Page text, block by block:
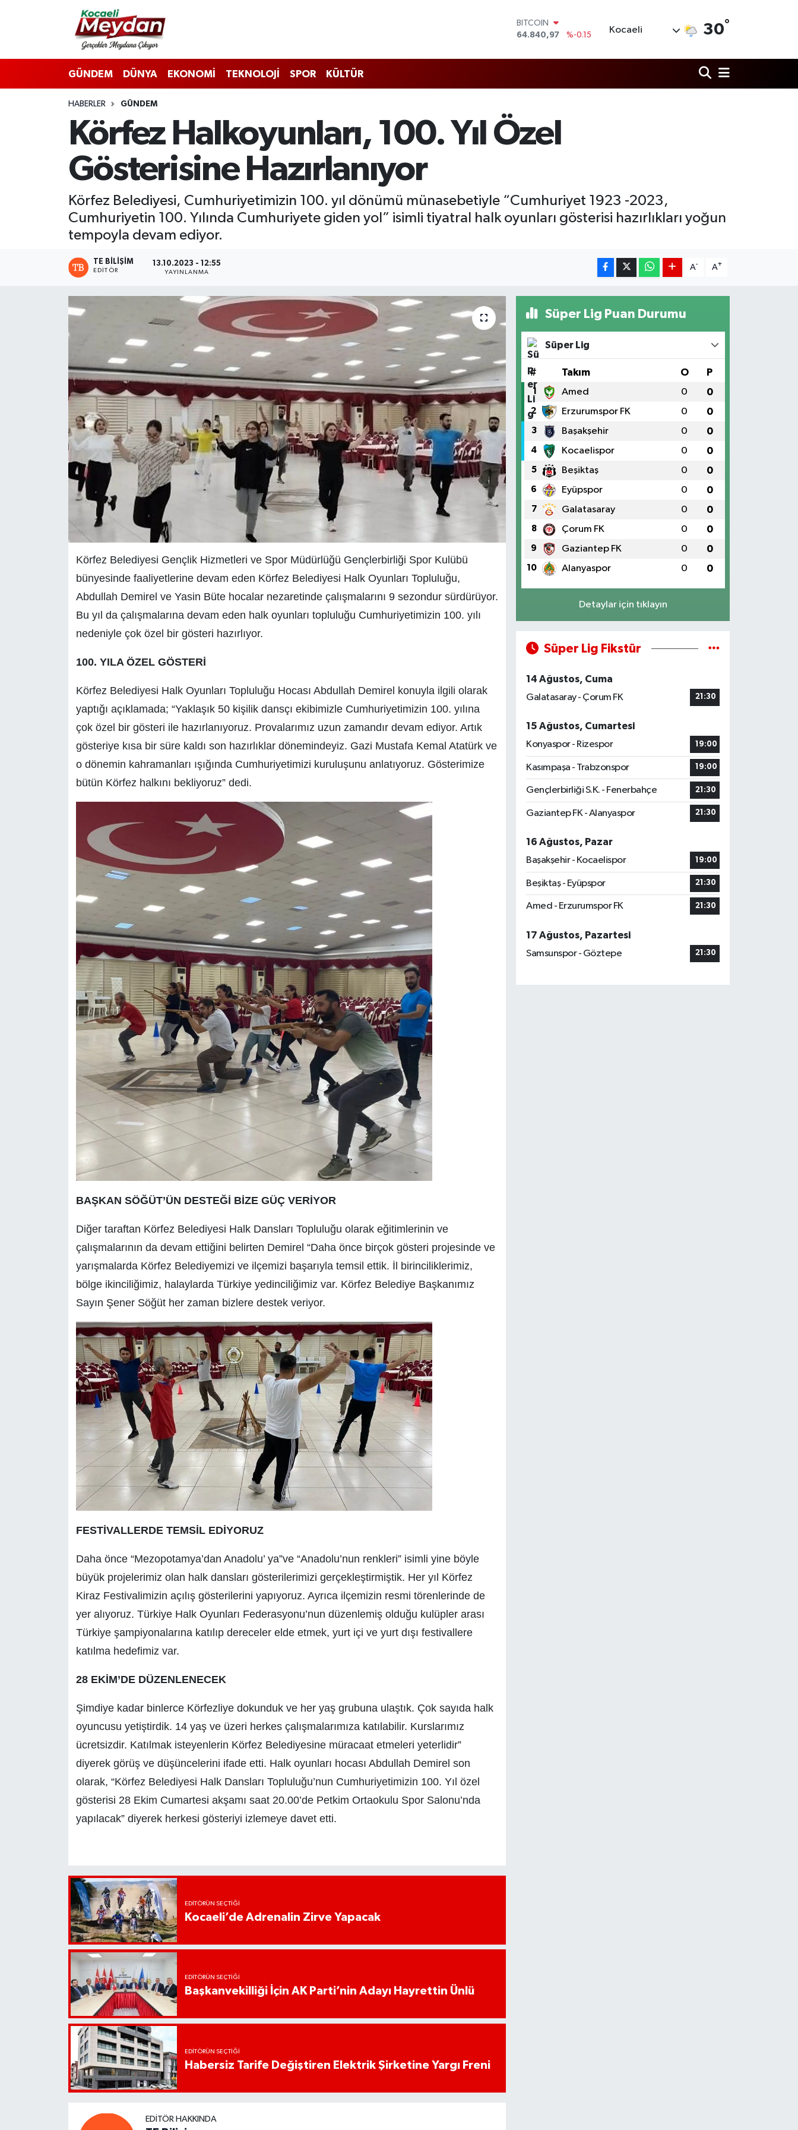
DOLAR
47,7436
%0.18
55,2510
%0.32
13.779
%-14
BITCOIN
Kocaeli 30°
GÜNDEM DÜNYA EKONOMİ TEKNOLOJİ SPOR KÜLTÜR
HABERLER GÜNDEM
​​​​​​​Körfez Halkoyunları, 100. Yıl Özel
Gösterisine Hazırlanıyor
Körfez Belediyesi, Cumhuriyetimizin 100. yıl dönümü münasebetiyle “Cumhuriyet 1923 -2023,
Cumhuriyetin 100. Yılında Cumhuriyete giden yol” isimli tiyatral halk oyunları gösterisi hazırlıkları yoğun
tempoyla devam ediyor.
TE BILIŞIM
EDITÖR
13.10.2023 - 12:55
YAYINLANMA
A- A+
Körfez Belediyesi Gençlik Hizmetleri ve Spor Müdürlüğü Gençlerbirliği Spor Kulübü
bünyesinde faaliyetlerine devam eden Körfez Belediyesi Halk Oyunları Topluluğu,
Abdullah Demirel ve Yasin Büte hocalar nezaretinde çalışmalarını 9 sezondur sürdürüyor.
Bu yıl da çalışmalarına devam eden halk oyunları topluluğu Cumhuriyetimizin 100. yılı
nedeniyle çok özel bir gösteri hazırlıyor.
100. YILA ÖZEL GÖSTERİ
Körfez Belediyesi Halk Oyunları Topluluğu Hocası Abdullah Demirel konuyla ilgili olarak
yaptığı açıklamada; “Yaklaşık 50 kişilik dansçı ekibimizle Cumhuriyetimizin 100. yılına
çok özel bir gösteri ile hazırlanıyoruz. Provalarımız uzun zamandır devam ediyor. Artık
gösteriye kısa bir süre kaldı son hazırlıklar dönemindeyiz. Gazi Mustafa Kemal Atatürk ve
o dönemin kahramanları ışığında Cumhuriyetimizi kuruluşunu anlatıyoruz. Gösterimize
bütün Körfez halkını bekliyoruz” dedi.
BAŞKAN SÖĞÜT’ÜN DESTEĞİ BİZE GÜÇ VERİYOR
Diğer taraftan Körfez Belediyesi Halk Dansları Topluluğu olarak eğitimlerinin ve
çalışmalarının da devam ettiğini belirten Demirel “Daha önce birçok gösteri projesinde ve
yarışmalarda Körfez Belediyemizi ve ilçemizi başarıyla temsil ettik. İl birinciliklerimiz,
bölge ikinciliğimiz, halaylarda Türkiye yedinciliğimiz var. Körfez Belediye Başkanımız
Sayın Şener Söğüt her zaman bizlere destek veriyor.
FESTİVALLERDE TEMSİL EDİYORUZ
Daha önce “Mezopotamya’dan Anadolu’ ya”ve “Anadolu’nun renkleri” isimli yine böyle
büyük projelerimiz olan halk dansları gösterilerimizi gerçekleştirmiştik. Her yıl Körfez
Kiraz Festivalimizin açılış gösterilerini yapıyoruz. Ayrıca ilçemizin resmi törenlerinde de
yer alıyoruz. Türkiye Halk Oyunları Federasyonu’nun düzenlemiş olduğu kulüpler arası
Türkiye şampiyonalarına katılıp dereceler elde etmek, yurt içi ve yurt dışı festivallere
katılma hedefimiz var.
28 EKİM’DE DÜZENLENECEK
Şimdiye kadar binlerce Körfezliye dokunduk ve her yaş grubuna ulaştık. Çok sayıda halk
oyuncusu yetiştirdik. 14 yaş ve üzeri herkes çalışmalarımıza katılabilir. Kurslarımız
ücretsizdir. Katılmak isteyenlerin Körfez Belediyesine müracaat etmeleri yeterlidir”
diyerek görüş ve düşüncelerini ifade etti. Halk oyunları hocası Abdullah Demirel son
olarak, “Körfez Belediyesi Halk Dansları Topluluğu’nun Cumhuriyetimizin 100. Yıl özel
gösterisi 28 Ekim Cumartesi akşamı saat 20.00’de Petkim Ortaokulu Spor Salonu’nda
yapılacak” diyerek herkesi gösteriyi izlemeye davet etti.
EDITÖRÜN SEÇTIĞI
Kocaeli’de Adrenalin Zirve Yapacak
EDITÖRÜN SEÇTIĞI
Başkanvekilliği İçin AK Parti’nin Adayı Hayrettin Ünlü
EDITÖRÜN SEÇTIĞI
Habersiz Tarife Değiştiren Elektrik Şirketine Yargı Freni
EDITÖR HAKKINDA
Süper Lig Puan Durumu
Süper Lig
# Takım O P
1 Amed 0 0
2 Erzurumspor FK 0 0
3 Başakşehir 0 0
4 Kocaelispor 0 0
5 Beşiktaş 0 0
6 Eyüpspor 0 0
7 Galatasaray 0 0
8 Çorum FK 0 0
9 Gaziantep FK 0 0
10 Alanyaspor 0 0
Detaylar için tıklayın
Süper Lig Fikstür
14 Ağustos, Cuma
Galatasaray - Çorum FK
21:30
15 Ağustos, Cumartesi
Konyaspor - Rizespor
19:00
Kasımpaşa - Trabzonspor 19:00
Gençlerbirliği S.K. - Fenerbahçe 21:30
Gaziantep FK - Alanyaspor 21:30
16 Ağustos, Pazar
Başakşehir - Kocaelispor
19:00
Beşiktaş - Eyüpspor 21:30
Amed - Erzurumspor FK 21:30
17 Ağustos, Pazartesi
Samsunspor - Göztepe
21:30
Nöbetçi Eczaneler
Hava Durumu
Trafik Durumu
Süper Lig Puan Durumu ve Fikstür
Tüm Manşetler
Son Dakika Haberleri